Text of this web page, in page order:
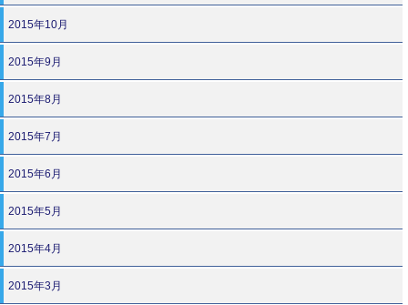
2015年10月
2015年9月
2015年8月
2015年7月
2015年6月
2015年5月
2015年4月
2015年3月